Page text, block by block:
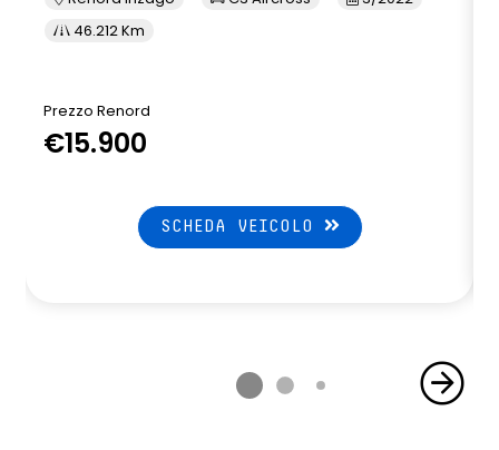
46.212 Km
Prezzo Renord
€15.900
SCHEDA VEICOLO